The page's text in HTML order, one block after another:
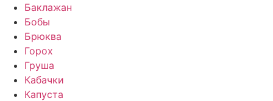
Баклажан
Бобы
Брюква
Горох
Груша
Кабачки
Капуста